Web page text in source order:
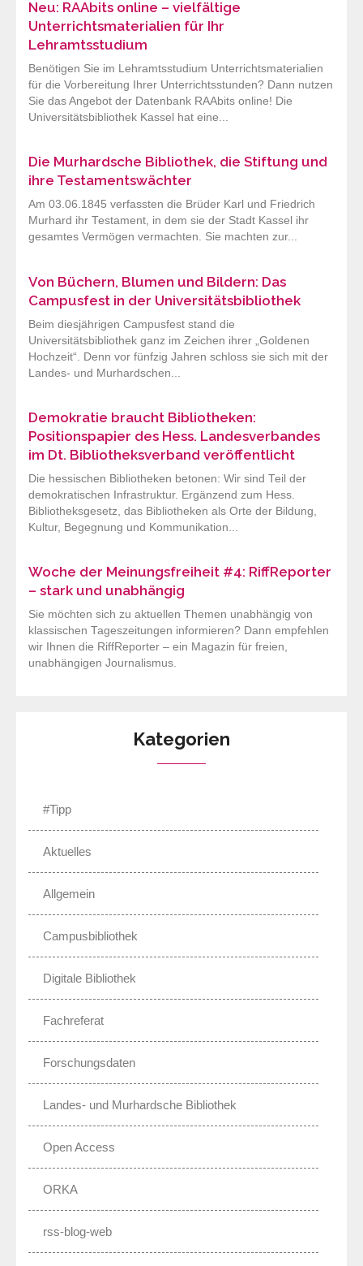
Neu: RAAbits online – vielfältige
Unterrichtsmaterialien für Ihr
Lehramtsstudium
Benötigen Sie im Lehramtsstudium Unterrichtsmaterialien
für die Vorbereitung Ihrer Unterrichtsstunden? Dann nutzen
Sie das Angebot der Datenbank RAAbits online! Die
Universitätsbibliothek Kassel hat eine...
Die Murhardsche Bibliothek, die Stiftung und
ihre Testamentswächter
Am 03.06.1845 verfassten die Brüder Karl und Friedrich
Murhard ihr Testament, in dem sie der Stadt Kassel ihr
gesamtes Vermögen vermachten. Sie machten zur...
Von Büchern, Blumen und Bildern: Das
Campusfest in der Universitätsbibliothek
Beim diesjährigen Campusfest stand die
Universitätsbibliothek ganz im Zeichen ihrer „Goldenen
Hochzeit“. Denn vor fünfzig Jahren schloss sie sich mit der
Landes- und Murhardschen...
Demokratie braucht Bibliotheken:
Positionspapier des Hess. Landesverbandes
im Dt. Bibliotheksverband veröffentlicht
Die hessischen Bibliotheken betonen: Wir sind Teil der
demokratischen Infrastruktur. Ergänzend zum Hess.
Bibliotheksgesetz, das Bibliotheken als Orte der Bildung,
Kultur, Begegnung und Kommunikation...
Woche der Meinungsfreiheit #4: RiffReporter
– stark und unabhängig
Sie möchten sich zu aktuellen Themen unabhängig von
klassischen Tageszeitungen informieren? Dann empfehlen
wir Ihnen die RiffReporter – ein Magazin für freien,
unabhängigen Journalismus.
Kategorien
#Tipp
Aktuelles
Allgemein
Campusbibliothek
Digitale Bibliothek
Fachreferat
Forschungsdaten
Landes- und Murhardsche Bibliothek
Open Access
ORKA
rss-blog-web